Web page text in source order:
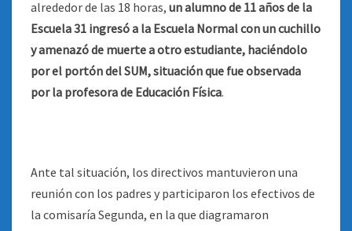
alrededor de las 18 horas, un alumno de 11 años de la
Escuela 31 ingresó a la Escuela Normal con un cuchillo
y amenazó de muerte a otro estudiante, haciéndolo
por el portón del SUM, situación que fue observada
por la profesora de Educación Física.
Ante tal situación, los directivos mantuvieron una
reunión con los padres y participaron los efectivos de
la comisaría Segunda, en la que diagramaron